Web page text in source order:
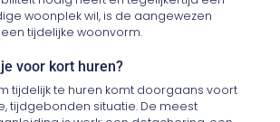
woonplek wil, is de aangewezen
tijdelijke woonvorm.
voor kort huren?
tijdelijk te huren komt doorgaans voort
tijdgebonden situatie. De meest